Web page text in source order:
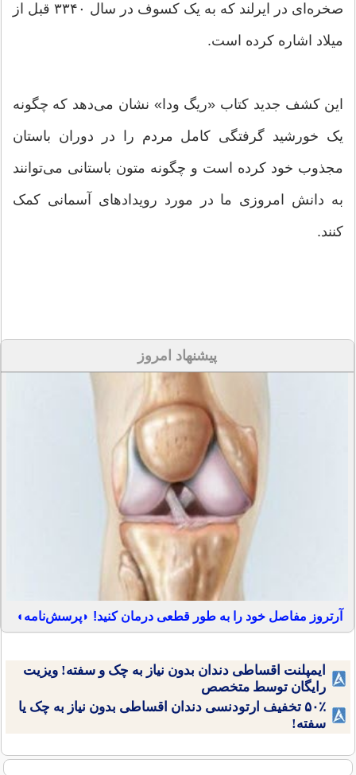
صخره‌ای در ایرلند که به یک کسوف در سال ۳۳۴۰ قبل از
میلاد اشاره کرده است.
این کشف جدید کتاب «ریگ ودا» نشان می‌دهد که چگونه
یک خورشید گرفتگی کامل مردم را در دوران باستان
مجذوب خود کرده است و چگونه متون باستانی می‌توانند
به دانش امروزی ما در مورد رویدادهای آسمانی کمک
کنند.
پیشنهاد امروز
آرتروز مفاصل خود را به طور قطعی درمان کنید! ◗پرسش‌نامه◖
ایمپلنت اقساطی دندان بدون نیاز به چک و سفته! ویزیت
رایگان توسط متخصص
۵۰٪ تخفیف ارتودنسی دندان اقساطی بدون نیاز به چک یا
سفته!